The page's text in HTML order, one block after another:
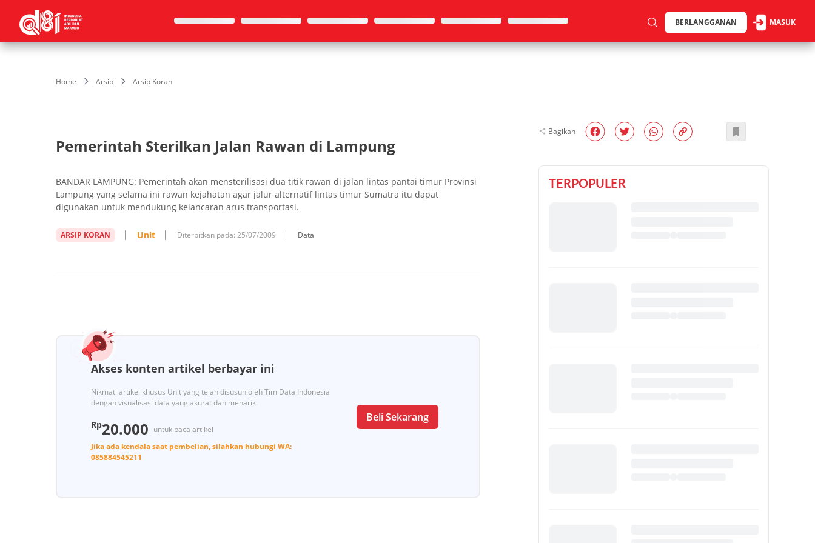
BERLANGGANAN MASUK
Home Arsip Arsip Koran
Pemerintah Sterilkan Jalan Rawan di Lampung
BANDAR LAMPUNG: Pemerintah akan mensterilisasi dua titik rawan di jalan lintas pantai timur Provinsi
Lampung yang selama ini rawan kejahatan agar jalur alternatif lintas timur Sumatra itu dapat
digunakan untuk mendukung kelancaran arus transportasi.
ARSIP KORAN Unit Diterbitkan pada: 25/07/2009 Data
Akses konten artikel berbayar ini
Nikmati artikel khusus Unit yang telah disusun oleh Tim Data Indonesia
dengan visualisasi data yang akurat dan menarik.
Rp20.000 untuk baca artikel
Jika ada kendala saat pembelian, silahkan hubungi WA:
085884545211
Beli Sekarang
Bagikan
TERPOPULER